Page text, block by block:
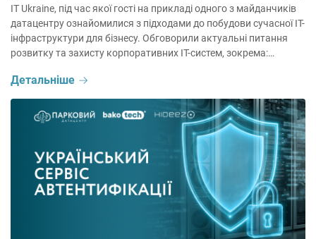
IT Ukraine, під час якої гості на прикладі одного з майданчиків
датацентру ознайомилися з підходами до побудови сучасної ІТ-
інфраструктури для бізнесу. Обговорили актуальні питання
розвитку та захисту корпоративних ІТ-систем, зокрема:
забезпечення безперервності бізнесу;🔹розміщення локальної
інфраструктури на різних майданчиках в Україні – у Києві, […]
Детальніше